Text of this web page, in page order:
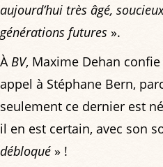
aujourd’hui très âgé,
générations futures ».
À BV, Maxime Dehan
appel à Stéphane Bern,
seulement ce dernier est
il en est certain, avec son
débloqué » !